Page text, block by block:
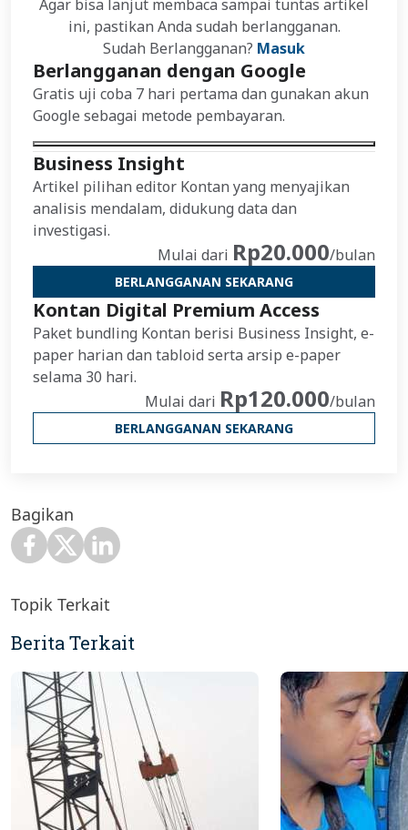
Agar bisa lanjut membaca sampai tuntas artikel
ini, pastikan Anda sudah berlangganan.
Sudah Berlangganan? Masuk
Berlangganan dengan Google
Gratis uji coba 7 hari pertama dan gunakan akun
Google sebagai metode pembayaran.
Business Insight
Artikel pilihan editor Kontan yang menyajikan
analisis mendalam, didukung data dan
investigasi.
Mulai dari Rp20.000/bulan
BERLANGGANAN SEKARANG
Kontan Digital Premium Access
Paket bundling Kontan berisi Business Insight, e-
paper harian dan tabloid serta arsip e-paper
selama 30 hari.
Mulai dari Rp120.000/bulan
BERLANGGANAN SEKARANG
Bagikan
Topik Terkait
Berita Terkait